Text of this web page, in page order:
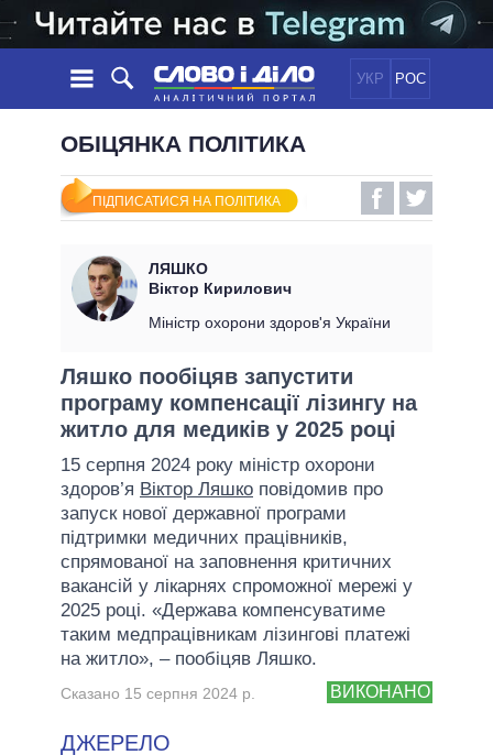
УКР РОС
НОВИНИ
СТРІЧКА
ПОДІЇ
СТАТТІ
ДУМКИ
ОГЛЯДИ
ПОЛІТИКА
ЕКОНОМІКА
СВІТ
ОБIЦЯНКИ
УСІ ПОЛІТИКИ
ПРЕЗИДЕНТ І ОФІС
КАБІНЕТ МІНІСТРІВ
ГОЛОВИ ОБЛАДМІНІСТРАЦІЙ
МЕРИ МІСТ
ВСІ ПЕРСОНИ
ІНФОГРАФІКА
ВІДЕО
ПІДТРИМАТИ
ПОРІВНЯННЯ ПОЛІТИКІВ
ОБІЦЯНКА ПОЛІТИКА
ПІДПИСАТИСЯ НА ПОЛІТИКА
ЛЯШКО
Віктор Кирилович
Міністр охорони здоров'я України
Ляшко пообіцяв запустити
програму компенсації лізингу на
житло для медиків у 2025 році
15 серпня 2024 року міністр охорони
здоров’я Віктор Ляшко повідомив про
запуск нової державної програми
підтримки медичних працівників,
спрямованої на заповнення критичних
вакансій у лікарнях спроможної мережі у
2025 році. «Держава компенсуватиме
таким медпрацівникам лізингові платежі
на житло», – пообіцяв Ляшко.
ВИКОНАНО
Сказано 15 серпня 2024 р.
ДЖЕРЕЛО